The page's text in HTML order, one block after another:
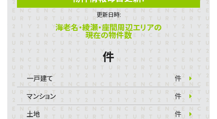
更新日時:
海老名・綾瀬・座間周辺エリアの
現在の物件数
件
一戸建て
件
マンション
件
土地
件